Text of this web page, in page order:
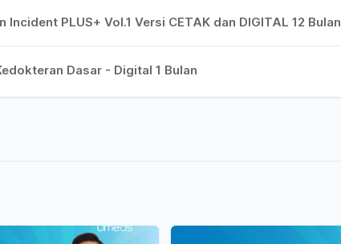
Incident PLUS+ Vol.1 Versi CETAK dan DIGITAL 12 Bulan
Dasar - Digital 1 Bulan